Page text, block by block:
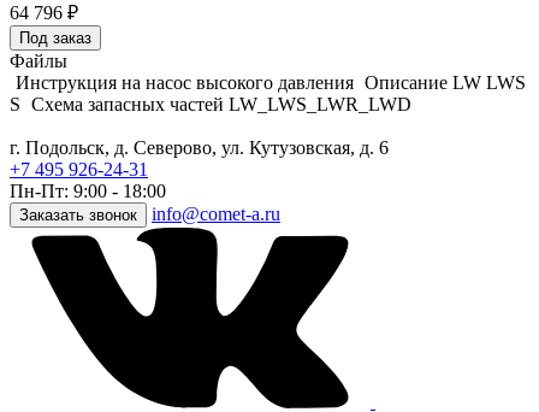
64 796 ₽
Под заказ
Файлы
Инструкция на насос высокого давления Описание LW LWS
S Схема запасных частей LW_LWS_LWR_LWD
г. Подольск, д. Северово, ул. Кутузовская, д. 6
+7 495 926-24-31
Пн-Пт: 9:00 - 18:00
Заказать звонок info@comet-a.ru